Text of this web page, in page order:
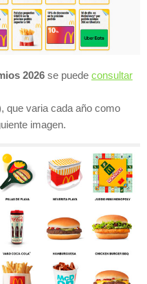
2026 se puede consultar
que varia cada año como
imagen.